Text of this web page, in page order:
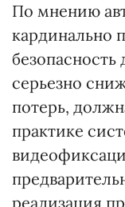
По мнению
кардинально
серьезно
потерь,
практике
реализация